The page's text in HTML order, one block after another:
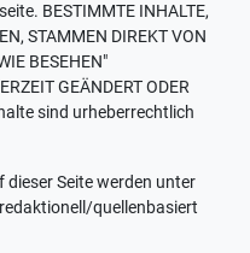
BESTIMMTE INHALTE,
STAMMEN DIREKT VON
BESEHEN"
GEÄNDERT ODER
sind urheberrechtlich
Seite werden unter
quellenbasiert